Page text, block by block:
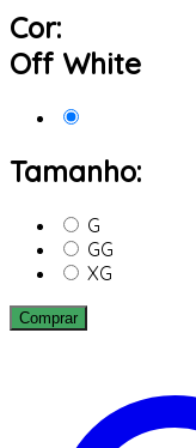
Cor:
Off White
Tamanho:
G
GG
XG
Comprar